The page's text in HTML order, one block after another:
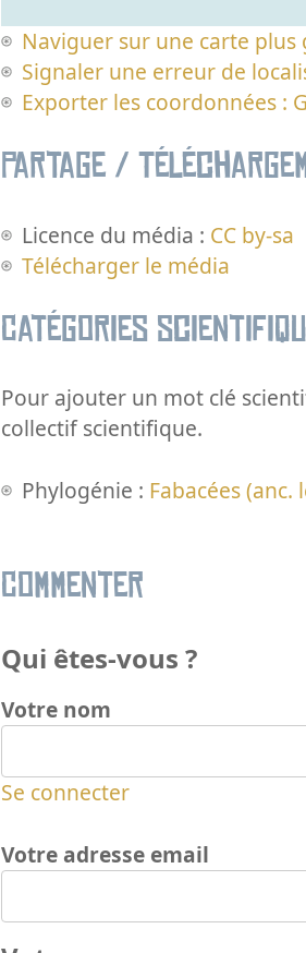
Naviguer sur une carte plus
Signaler une erreur de
Exporter les coordonnées :
Partage /
Licence du média : CC by-sa
Télécharger le média
Catégories
Pour ajouter un mot clé
collectif scientifique.
Phylogénie : Fabacées (anc.
Commenter
Qui êtes-vous ?
Votre nom
Se connecter
Votre adresse email